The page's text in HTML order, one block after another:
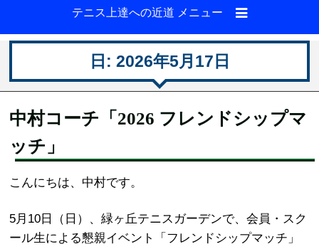
テニス上達への近道 メニュー
日: 2026年5月17日
中村コーチ「2026 フレンドシップマ
ッチ」
こんにちは、中村です。
5月10日（日）、緑ヶ丘テニスガーデンで、会員・スク
ール生による懇親イベント「フレンドシップマッチ」